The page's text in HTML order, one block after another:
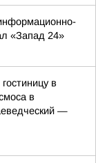
«Запад 24»
в
в
—